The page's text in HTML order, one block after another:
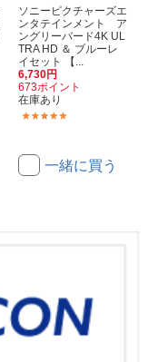
ソニーピクチャーズエ
ンタテインメント ア
ングリーバード4K UL
TRA HD ＆ ブルーレ
イセット 【...
6,730円
673ポイント
在庫あり
一緒に買う